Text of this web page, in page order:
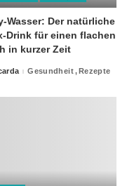
Wasser: Der natürliche
Drink für einen flachen
in kurzer Zeit
Gesundheit Rezepte